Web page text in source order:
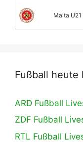
Malta U21
Fußball heute
ARD Fußball
ZDF Fußball
RTL Fußball